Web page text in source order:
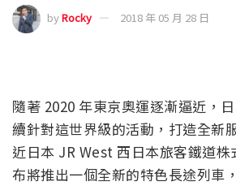
byRocky 2018 年 05 月 28 日
隨著 2020 年東京奧運逐漸逼近，
續針對這世界級的活動，打造全新
近日本 JR West 西日本旅客鐵道株
布將推出一個全新的特色長途列車